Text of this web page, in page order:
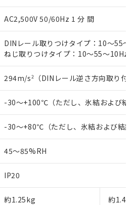
AC2,500V 50/60Hz 1 分 間
DINレール取りつけタイプ：10～55
ねじ取りつけタイプ：10～55～10Hz
294m/s2 （DINレール逆さ方向取り付
-30～+100℃（ただし、氷結および結
-30～+80℃（ただし、氷結および結露
45～85%RH
IP20
約1.25kg 約